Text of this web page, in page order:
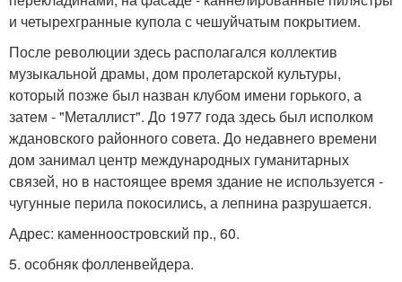
и четырехгранные купола с чешуйчатым покрытием.
После революции здесь располагался коллектив
музыкальной драмы, дом пролетарской культуры,
который позже был назван клубом имени горького, а
затем - "Металлист". До 1977 года здесь был исполком
ждановского районного совета. До недавнего времени
дом занимал центр международных гуманитарных
связей, но в настоящее время здание не используется -
чугунные перила покосились, а лепнина разрушается.
Адрес: каменноостровский пр., 60.
5. особняк фолленвейдера.